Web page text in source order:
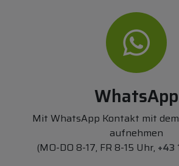
WhatsApp
Mit WhatsApp Kontakt mit dem
aufnehmen
(MO-DO 8-17, FR 8-15 Uhr, +43